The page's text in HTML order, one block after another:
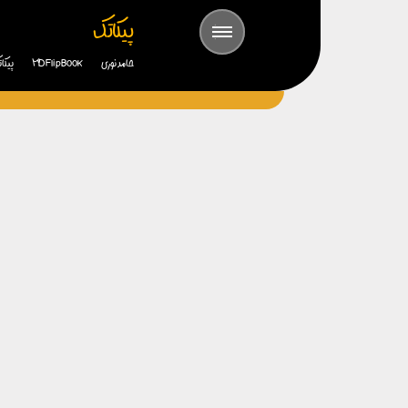
پیکاتک
حامد نوری 3D FlipBook